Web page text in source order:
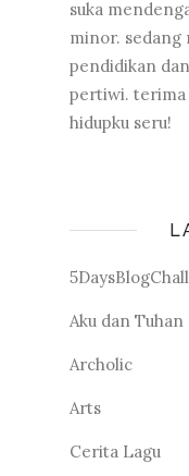
suka
minor.
pendidikan
pertiwi. terima
hidupku seru!
Aku dan Tuhan
Archolic
Arts
Cerita Lagu